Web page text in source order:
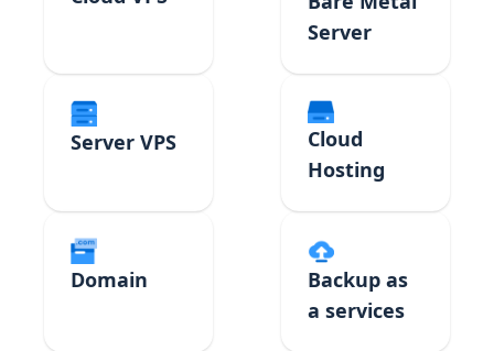
Server
Server VPS
Cloud
Hosting
Domain
Backup as
a services